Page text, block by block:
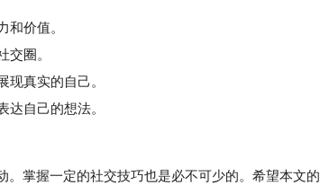
价值。
圈。
真实的自己。
自己的想法。
掌握一定的社交技巧也是必不可少的。希望本文的